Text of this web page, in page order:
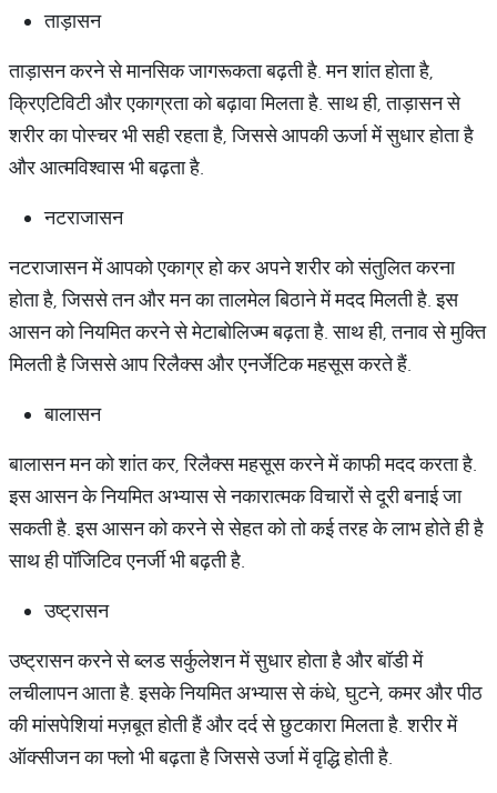
ताड़ासन
ताड़ासन करने से मानसिक जागरूकता बढ़ती है. मन शांत होता है,
क्रिएटिविटी और एकाग्रता को बढ़ावा मिलता है. साथ ही, ताड़ासन से
शरीर का पोस्चर भी सही रहता है, जिससे आपकी ऊर्जा में सुधार होता है
और आत्मविश्वास भी बढ़ता है.
नटराजासन
नटराजासन में आपको एकाग्र हो कर अपने शरीर को संतुलित करना
होता है, जिससे तन और मन का तालमेल बिठाने में मदद मिलती है. इस
आसन को नियमित करने से मेटाबोलिज्म बढ़ता है. साथ ही, तनाव से मुक्ति
मिलती है जिससे आप रिलैक्स और एनर्जेटिक महसूस करते हैं.
बालासन
बालासन मन को शांत कर, रिलैक्स महसूस करने में काफी मदद करता है.
इस आसन के नियमित अभ्यास से नकारात्मक विचारों से दूरी बनाई जा
सकती है. इस आसन को करने से सेहत को तो कई तरह के लाभ होते ही है
साथ ही पॉजिटिव एनर्जी भी बढ़ती है.
उष्ट्रासन
उष्ट्रासन करने से ब्लड सर्कुलेशन में सुधार होता है और बॉडी में
लचीलापन आता है. इसके नियमित अभ्यास से कंधे, घुटने, कमर और पीठ
की मांसपेशियां मज़बूत होती हैं और दर्द से छुटकारा मिलता है. शरीर में
ऑक्सीजन का फ्लो भी बढ़ता है जिससे उर्जा में वृद्धि होती है.